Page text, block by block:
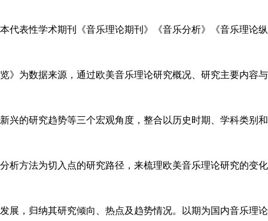
本代表性学术期刊《音乐理论期刊》《音乐分析》《音乐理论纵
览》为数据来源，通过欧美音乐理论研究概况、研究主要内容与
新兴的研究趋势等三个宏观角度，整合以历史时期、学科类别和
分析方法为切入点的研究路径，来梳理欧美音乐理论研究的变化
发展，归纳其研究倾向、热点及趋势情况。以期为国内音乐理论